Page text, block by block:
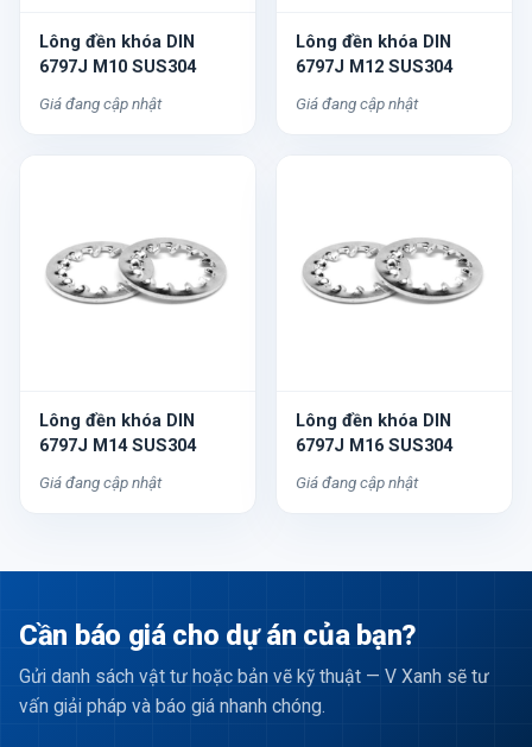
Lông đền khóa DIN
6797J M10 SUS304
Giá đang cập nhật
Lông đền khóa DIN
6797J M12 SUS304
Giá đang cập nhật
Lông đền khóa DIN
6797J M14 SUS304
Giá đang cập nhật
Lông đền khóa DIN
6797J M16 SUS304
Giá đang cập nhật
Cần báo giá cho dự án của bạn?
Gửi danh sách vật tư hoặc bản vẽ kỹ thuật — V Xanh sẽ tư
vấn giải pháp và báo giá nhanh chóng.